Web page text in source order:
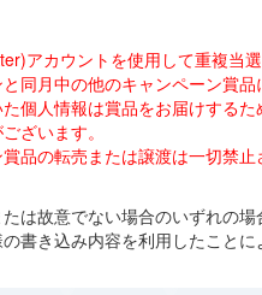
アカウントを使用して重複当
と同月中の他のキャンペーン賞
た個人情報は賞品をお届けする
ざいます。
賞品の転売または譲渡は一切禁
たは故意でない場合のいずれの
の書き込み内容を利用したこと